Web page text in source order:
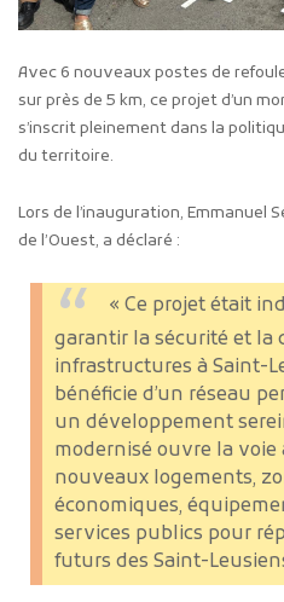
Avec 6 nouveaux postes de
sur près de 5 km, ce projet d’un
s’inscrit pleinement dans la
du territoire.
Lors de l’inauguration, Emmanuel
de l’Ouest, a déclaré :
« Ce projet était
garantir la sécurité et la
infrastructures à Saint-
bénéficie d’un réseau
un développement
modernisé ouvre la voie
nouveaux logements,
économiques,
services publics pour
futurs des Saint-